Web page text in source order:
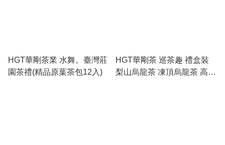
HGT華剛茶業 水舞。臺灣莊
園茶禮(精品原葉茶包12入)
HGT華剛茶 巡茶趣 禮盒裝
梨山烏龍茶 凍頂烏龍茶 高山